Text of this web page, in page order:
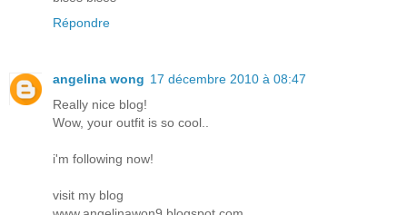
Répondre
angelina wong 17 décembre 2010 à 08:47
Really nice blog!
Wow, your outfit is so cool..
i'm following now!
visit my blog